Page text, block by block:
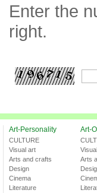
Enter the
right.
Art-Personality
CULTURE
Visual art
Arts and crafts
Design
Cinema
Literature
Art-
Arts